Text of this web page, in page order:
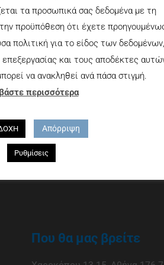
Που θα μας βρείτε
τα προσωπικά σας δεδομένα με τη
προϋπόθεση ότι έχετε
πολιτική για το είδος των δεδομένων,
και τους αποδέκτες
να ανακληθεί ανά πάσα στιγμή.
περισσότερα
Απόρριψη
Ρυθμίσεις